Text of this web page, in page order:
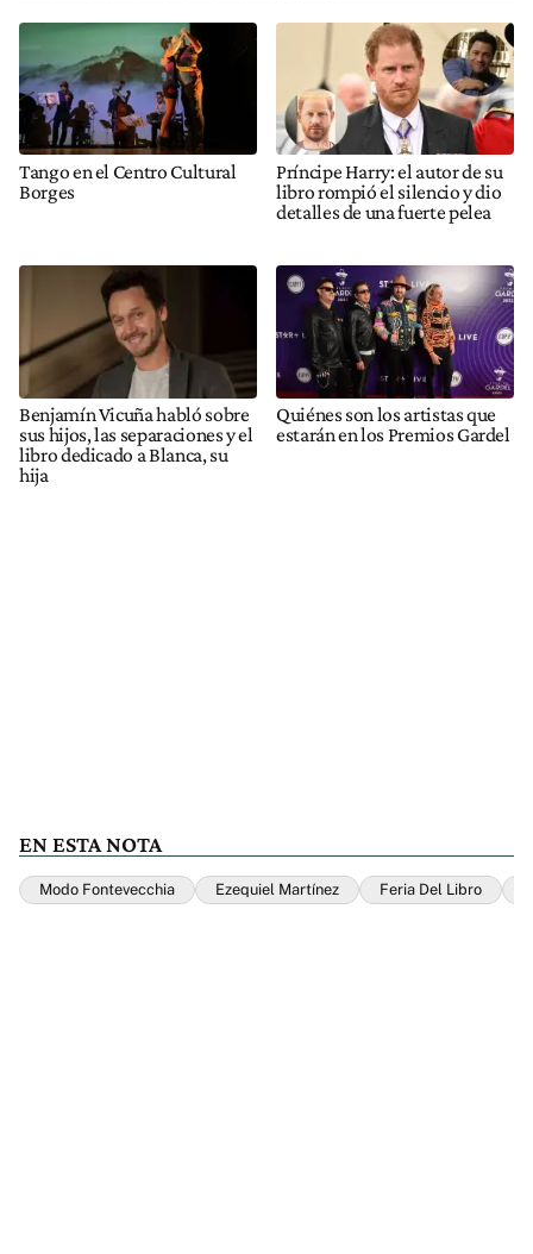
Tango en el Centro Cultural
Borges
Príncipe Harry: el autor de su
libro rompió el silencio y dio
detalles de una fuerte pelea
Benjamín Vicuña habló sobre
sus hijos, las separaciones y el
libro dedicado a Blanca, su
hija
Quiénes son los artistas que
estarán en los Premios Gardel
EN ESTA NOTA
Modo Fontevecchia Ezequiel Martínez Feria Del Libro